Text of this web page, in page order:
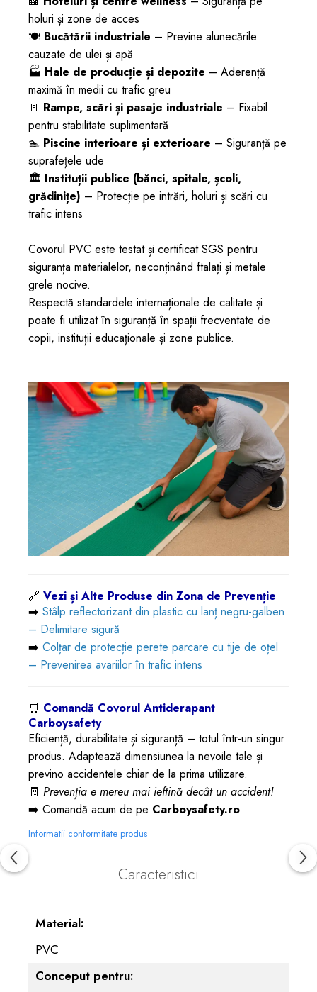
holuri și zone de acces
🍽️ Bucătării industriale – Previne alunecările
cauzate de ulei și apă
🏭 Hale de producție și depozite – Aderență
maximă în medii cu trafic greu
🚪 Rampe, scări și pasaje industriale – Fixabil
pentru stabilitate suplimentară
🏊 Piscine interioare și exterioare – Siguranță pe
suprafețele ude
🏛️ Instituții publice (bănci, spitale, școli,
grădinițe) – Protecție pe intrări, holuri și scări cu
trafic intens
Covorul PVC este testat și certificat SGS pentru
siguranța materialelor, neconținând ftalați și metale
grele nocive.
Respectă standardele internaționale de calitate și
poate fi utilizat în siguranță în spații frecventate de
copii, instituții educaționale și zone publice.
🔗 Vezi și Alte Produse din Zona de Prevenție
➡️ Stâlp reflectorizant din plastic cu lanț negru-galben
– Delimitare sigură
➡️ Colțar de protecție perete parcare cu tije de oțel
– Prevenirea avariilor în trafic intens
🛒 Comandă Covorul Antiderapant
Carboysafety
Eficiență, durabilitate și siguranță – totul într-un singur
produs. Adaptează dimensiunea la nevoile tale și
previno accidentele chiar de la prima utilizare.
🧾 Prevenția e mereu mai ieftină decât un accident!
➡️ Comandă acum de pe Carboysafety.ro
Informatii conformitate produs
Caracteristici
Material:
PVC
Conceput pentru: